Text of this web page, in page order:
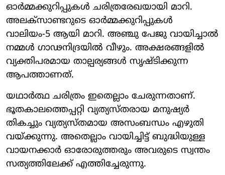
ഓര്‍മ്മക്കുറിപ്പുകള്‍ ചരിത്രരേഖയായി മാറി.
അലക്സാണ്ടറുടെ ഓര്‍മ്മക്കുറിപ്പുകള്‍
വാലിയം-5 ആയി മാറി. അഞ്ചു പേജു വായിച്ചാല്‍
നമ്മള്‍ ഗാഢനിദ്രയില്‍ വീഴും. അക്ഷരങ്ങളില്‍
വ്യക്തിപരമായ താല്പര്യങ്ങള്‍ സൃഷ്ടിക്കുന്ന
ആപത്താണത്.
യഥാര്‍ത്ഥ ചരിത്രം ഇതെല്ലാം ചേരുന്നതാണ്.
ഭൂതകാലത്തെപ്പറ്റി വ്യത്യസ്തരായ മനുഷ്യര്‍
തികച്ചും വ്യത്യസ്തമായ അസംബന്ധം എഴുതി
വയ്ക്കുന്നു. അതെല്ലാം വായിച്ചിട്ട് ബുദ്ധിയുള്ള
വായനക്കാര്‍ ഓരോരുത്തരും അവരുടെ സ്വന്തം
സത്യത്തിലേക്ക് എത്തിച്ചേരുന്നു.